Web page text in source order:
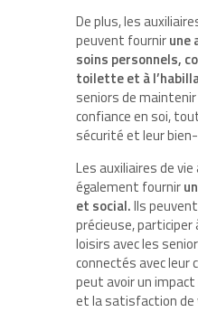
De plus, les
peuvent fournirune
soins personnels,
toilette et à
seniors de
confiance en soi,
sécurité et leur
Les auxiliaires de
également fournir
et social.Ils
précieuse,
loisirs avec les
connectés avec leur
peut avoir un
et la satisfaction de